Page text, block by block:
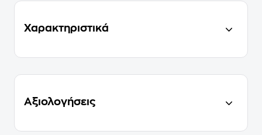
Χαρακτηριστικά
Αξιολογήσεις